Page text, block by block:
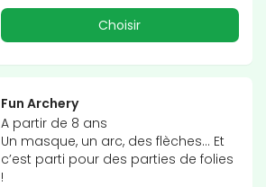
Choisir
Fun Archery
A partir de 8 ans
Un masque, un arc, des flèches... Et
c’est parti pour des parties de folies
!